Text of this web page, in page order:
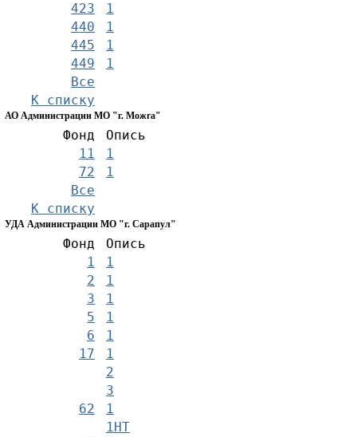
423
1
440
1
445
1
449
1
Все
К списку
АО Администрации МО "г. Можга"
Фонд
Опись
11
1
72
1
Все
К списку
УДА Администрации МО "г. Сарапул"
Фонд
Опись
1
1
2
1
3
1
5
1
6
1
17
1
2
3
62
1
1НТ